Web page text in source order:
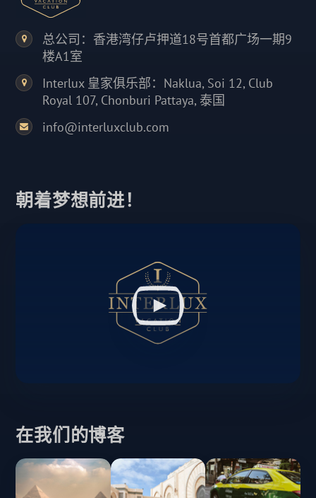
总公司：香港湾仔卢押道18号首都广场一期9
楼A1室
Interlux 皇家俱乐部：Naklua, Soi 12, Club
Royal 107, Chonburi Pattaya, 泰国
info@interluxclub.com
朝着梦想前进！
在我们的博客